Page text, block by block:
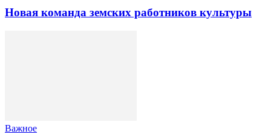
Новая команда земских работников культуры
Важное